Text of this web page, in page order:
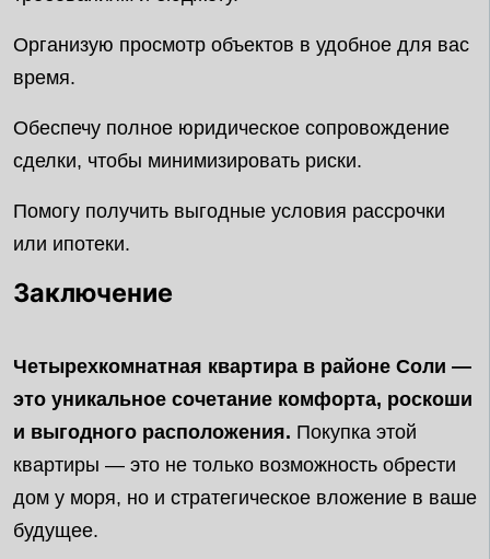
Организую просмотр объектов в удобное для вас
время.
Обеспечу полное юридическое сопровождение
сделки, чтобы минимизировать риски.
Помогу получить выгодные условия рассрочки
или ипотеки.
Заключение
Четырехкомнатная квартира в районе Соли —
это уникальное сочетание комфорта, роскоши
и выгодного расположения. Покупка этой
квартиры — это не только возможность обрести
дом у моря, но и стратегическое вложение в ваше
будущее.